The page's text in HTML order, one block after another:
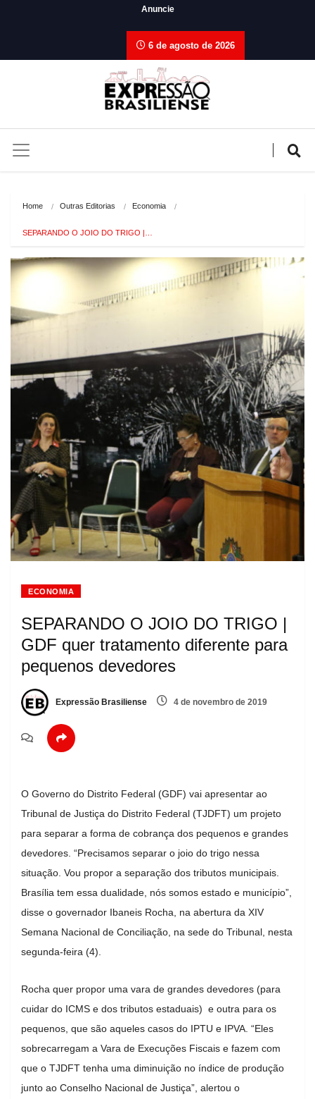
Anuncie
6 de agosto de 2026
Home Outras Editorias Economia
SEPARANDO O JOIO DO TRIGO |…
ECONOMIA
SEPARANDO O JOIO DO TRIGO |
GDF quer tratamento diferente para
pequenos devedores
Expressão Brasiliense 4 de novembro de 2019
O Governo do Distrito Federal (GDF) vai apresentar ao
Tribunal de Justiça do Distrito Federal (TJDFT) um projeto
para separar a forma de cobrança dos pequenos e grandes
devedores. “Precisamos separar o joio do trigo nessa
situação. Vou propor a separação dos tributos municipais.
Brasília tem essa dualidade, nós somos estado e município”,
disse o governador Ibaneis Rocha, na abertura da XIV
Semana Nacional de Conciliação, na sede do Tribunal, nesta
segunda-feira (4).
Rocha quer propor uma vara de grandes devedores (para
cuidar do ICMS e dos tributos estaduais) e outra para os
pequenos, que são aqueles casos do IPTU e IPVA. “Eles
sobrecarregam a Vara de Execuções Fiscais e fazem com
que o TJDFT tenha uma diminuição no índice de produção
junto ao Conselho Nacional de Justiça”, alertou o